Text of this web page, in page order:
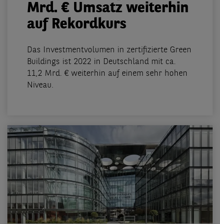
Mrd. € Umsatz weiterhin
auf Rekordkurs
Das Investmentvolumen in zertifizierte Green
Buildings ist 2022 in Deutschland mit ca.
11,2 Mrd. € weiterhin auf einem sehr hohen
Niveau.